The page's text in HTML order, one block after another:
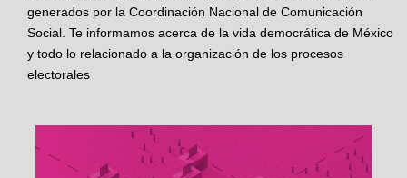
generados por la Coordinación Nacional de Comunicación
Social. Te informamos acerca de la vida democrática de México
y todo lo relacionado a la organización de los procesos
electorales